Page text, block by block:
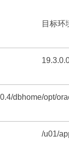
目标环
dbhome/opt/
/u01/